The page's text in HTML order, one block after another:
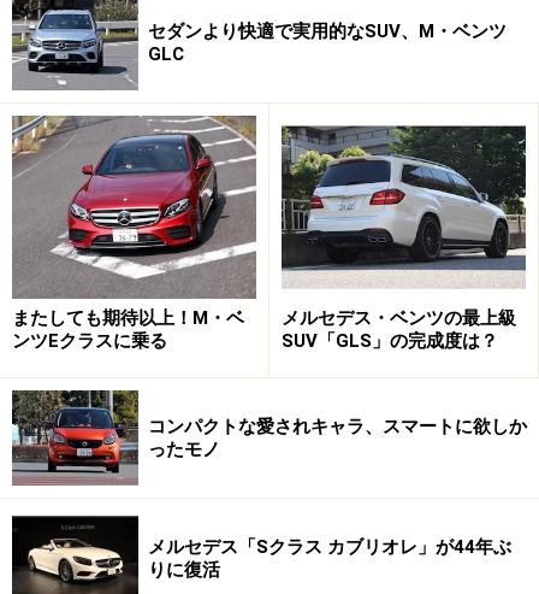
マイナス0.1秒の4.4秒、0-200km/h加速にいたっては同マ
イナス1.3秒となる13.9秒、というから明らかに中高回転
域でのパフォーマンスが上がっている。
出足の瞬間の鋭さもさることながら、高回転域の伸びが
素晴らしかった。なかでも中間加速のレスポンスが良質
で、エンジンの精密さがきっちりフィーリングとして伝
わってくる。天高くどこまでも回っていくかのような回
転フィールは相変わらず気分よく、これぞ大排気量ガソ
リンエンジンの真骨頂だ。
エンジンは動力性能を向上させただけでなく、インテー
クマニホールドが専用のチタニウムグレー色にペイント
実はAMG、新しい直噴ターボエンジンを発表済みであ
セダンより快適で実用的なSUV、M・ベンツ
GLC
またしても期待以上！M・ベ
ンツEクラスに乗る
メルセデス・ベンツの最上級
SUV「GLS」の完成度は？
コンパクトな愛されキャラ、スマートに欲しか
ったモノ
メルセデス「Sクラス カブリオレ」が44年ぶ
りに復活